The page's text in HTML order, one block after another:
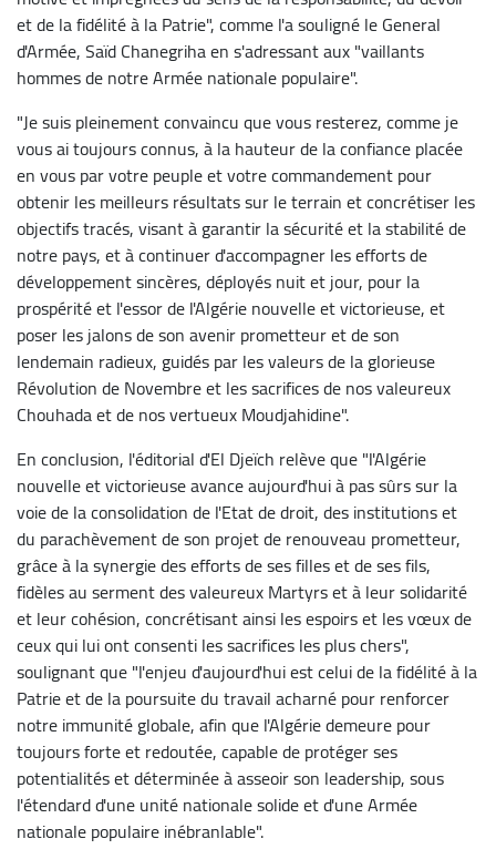
et de la fidélité à la Patrie", comme l'a souligné le General
d'Armée, Saïd Chanegriha en s'adressant aux "vaillants
hommes de notre Armée nationale populaire".
"Je suis pleinement convaincu que vous resterez, comme je
vous ai toujours connus, à la hauteur de la confiance placée
en vous par votre peuple et votre commandement pour
obtenir les meilleurs résultats sur le terrain et concrétiser les
objectifs tracés, visant à garantir la sécurité et la stabilité de
notre pays, et à continuer d'accompagner les efforts de
développement sincères, déployés nuit et jour, pour la
prospérité et l'essor de l'Algérie nouvelle et victorieuse, et
poser les jalons de son avenir prometteur et de son
lendemain radieux, guidés par les valeurs de la glorieuse
Révolution de Novembre et les sacrifices de nos valeureux
Chouhada et de nos vertueux Moudjahidine".
En conclusion, l'éditorial d'El Djeïch relève que "l'Algérie
nouvelle et victorieuse avance aujourd'hui à pas sûrs sur la
voie de la consolidation de l'Etat de droit, des institutions et
du parachèvement de son projet de renouveau prometteur,
grâce à la synergie des efforts de ses filles et de ses fils,
fidèles au serment des valeureux Martyrs et à leur solidarité
et leur cohésion, concrétisant ainsi les espoirs et les vœux de
ceux qui lui ont consenti les sacrifices les plus chers",
soulignant que "l'enjeu d'aujourd'hui est celui de la fidélité à la
Patrie et de la poursuite du travail acharné pour renforcer
notre immunité globale, afin que l'Algérie demeure pour
toujours forte et redoutée, capable de protéger ses
potentialités et déterminée à asseoir son leadership, sous
l'étendard d'une unité nationale solide et d'une Armée
nationale populaire inébranlable".